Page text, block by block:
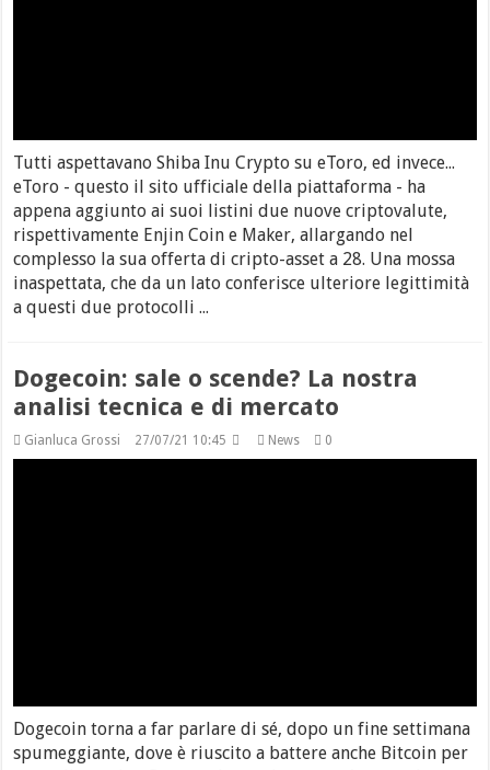
Tutti aspettavano Shiba Inu Crypto su eToro, ed invece...
eToro - questo il sito ufficiale della piattaforma - ha
appena aggiunto ai suoi listini due nuove criptovalute,
rispettivamente Enjin Coin e Maker, allargando nel
complesso la sua offerta di cripto-asset a 28. Una mossa
inaspettata, che da un lato conferisce ulteriore legittimità
a questi due protocolli ...
Dogecoin: sale o scende? La nostra
analisi tecnica e di mercato
Gianluca Grossi 27/07/21 10:45 News 0
Dogecoin torna a far parlare di sé, dopo un fine settimana
spumeggiante, dove è riuscito a battere anche Bitcoin per